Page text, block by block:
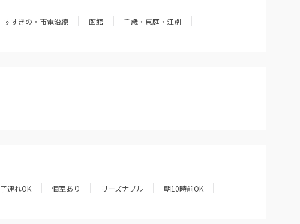
すすきの・市電沿線 函館
千歳・恵庭・江別
子連れOK 個室あり リーズナブル
朝10時前OK